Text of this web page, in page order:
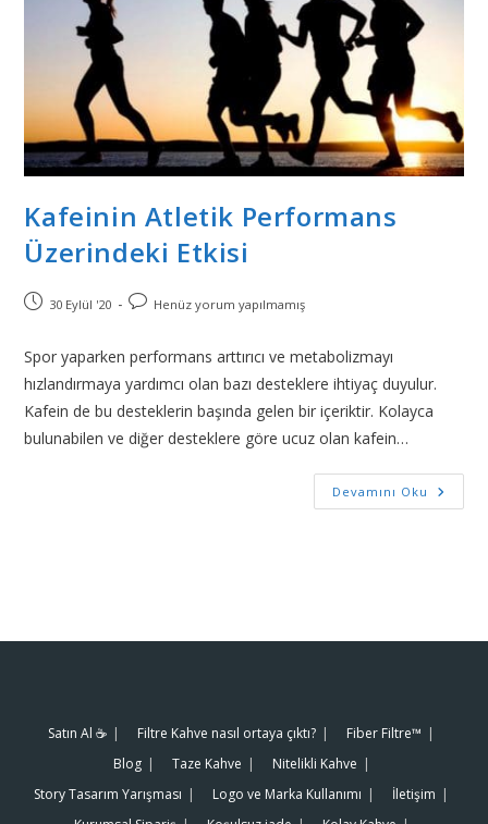
Kafeinin Atletik Performans
Üzerindeki Etkisi
30 Eylül '20 Henüz yorum yapılmamış
Spor yaparken performans arttırıcı ve metabolizmayı
hızlandırmaya yardımcı olan bazı desteklere ihtiyaç duyulur.
Kafein de bu desteklerin başında gelen bir içeriktir. Kolayca
bulunabilen ve diğer desteklere göre ucuz olan kafein…
Devamını Oku
Satın Al ☕️ Filtre Kahve nasıl ortaya çıktı?
Fiber Filtre™
Blog
Taze Kahve
Nitelikli Kahve
Story Tasarım Yarışması
Logo ve Marka Kullanımı
İletişim